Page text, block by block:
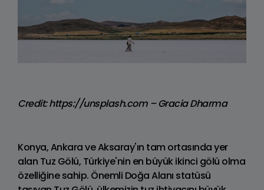
Credit: https://unsplash.com – Gracia Dharma
Konya, Ankara ve Aksaray'ın tam ortasında yer
alan Tuz Gölü, Türkiye'nin en büyük ikinci gölü olma
özelliğine sahip. Önemli Doğa Alanı statüsü